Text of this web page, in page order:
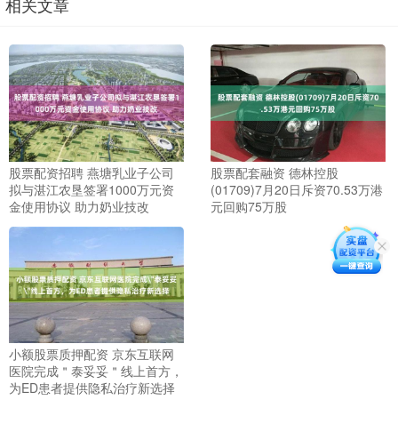
相关文章
股票配资招聘 燕塘乳业子公司
拟与湛江农垦签署1000万元资
金使用协议 助力奶业技改
股票配套融资 德林控股
(01709)7月20日斥资70.53万港
元回购75万股
小额股票质押配资 京东互联网
医院完成＂泰妥妥＂线上首方，
为ED患者提供隐私治疗新选择